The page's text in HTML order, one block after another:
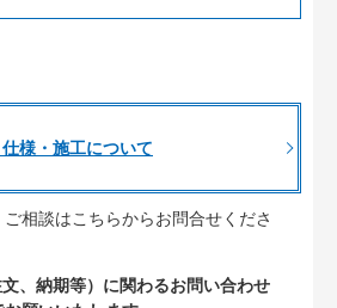
様・施工について
相談はこちらからお問合せくださ
、納期等）に関わるお問い合わせ